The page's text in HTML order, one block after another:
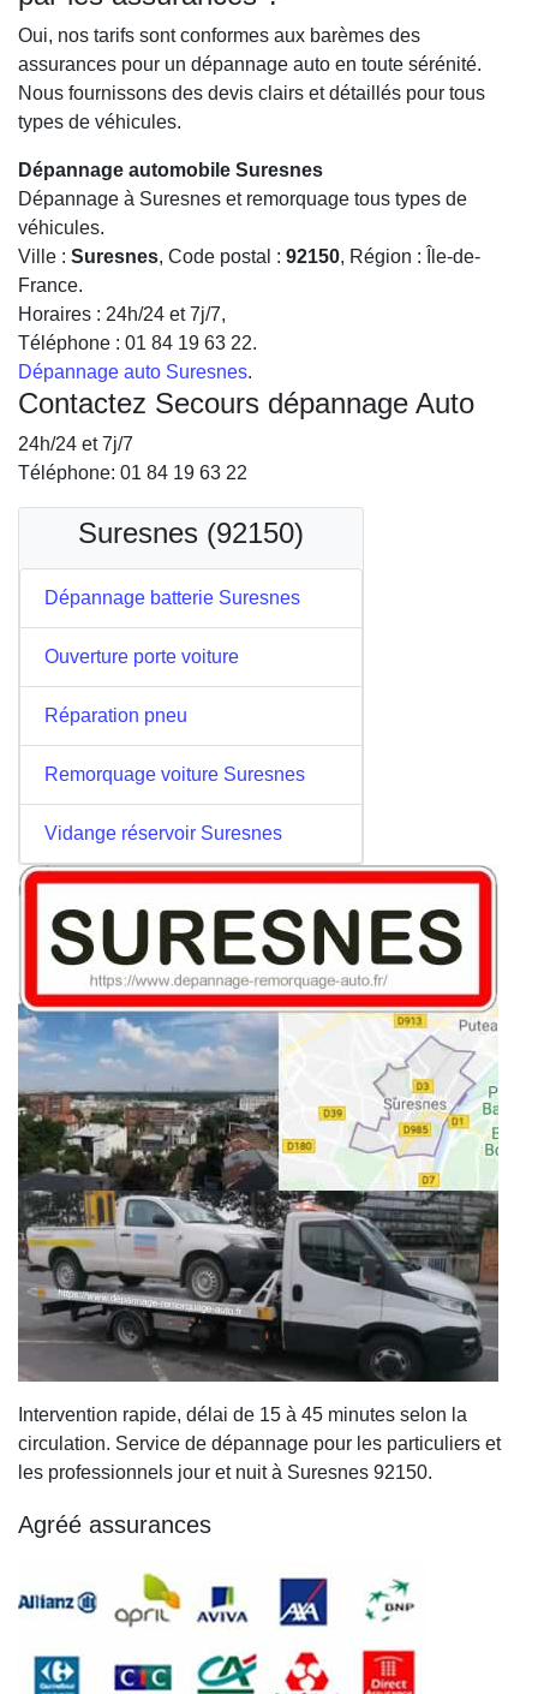
Oui, nos tarifs sont conformes aux barèmes des
assurances pour un dépannage auto en toute sérénité.
Nous fournissons des devis clairs et détaillés pour tous
types de véhicules.
Dépannage automobile Suresnes
Dépannage à Suresnes et remorquage tous types de
véhicules.
Ville : Suresnes, Code postal : 92150, Région :
Île-de-
France.
Horaires : 24h/24 et 7j/7,
Téléphone : 01 84 19 63 22.
Dépannage auto Suresnes.
Contactez Secours dépannage Auto
24h/24 et 7j/7
Téléphone: 01 84 19 63 22
Suresnes (92150)
Dépannage batterie Suresnes
Ouverture porte voiture
Réparation pneu
Remorquage voiture Suresnes
Vidange réservoir Suresnes
Intervention rapide, délai de 15 à 45 minutes selon la
circulation. Service de dépannage pour les particuliers et
les professionnels jour et nuit à Suresnes 92150.
Agréé assurances